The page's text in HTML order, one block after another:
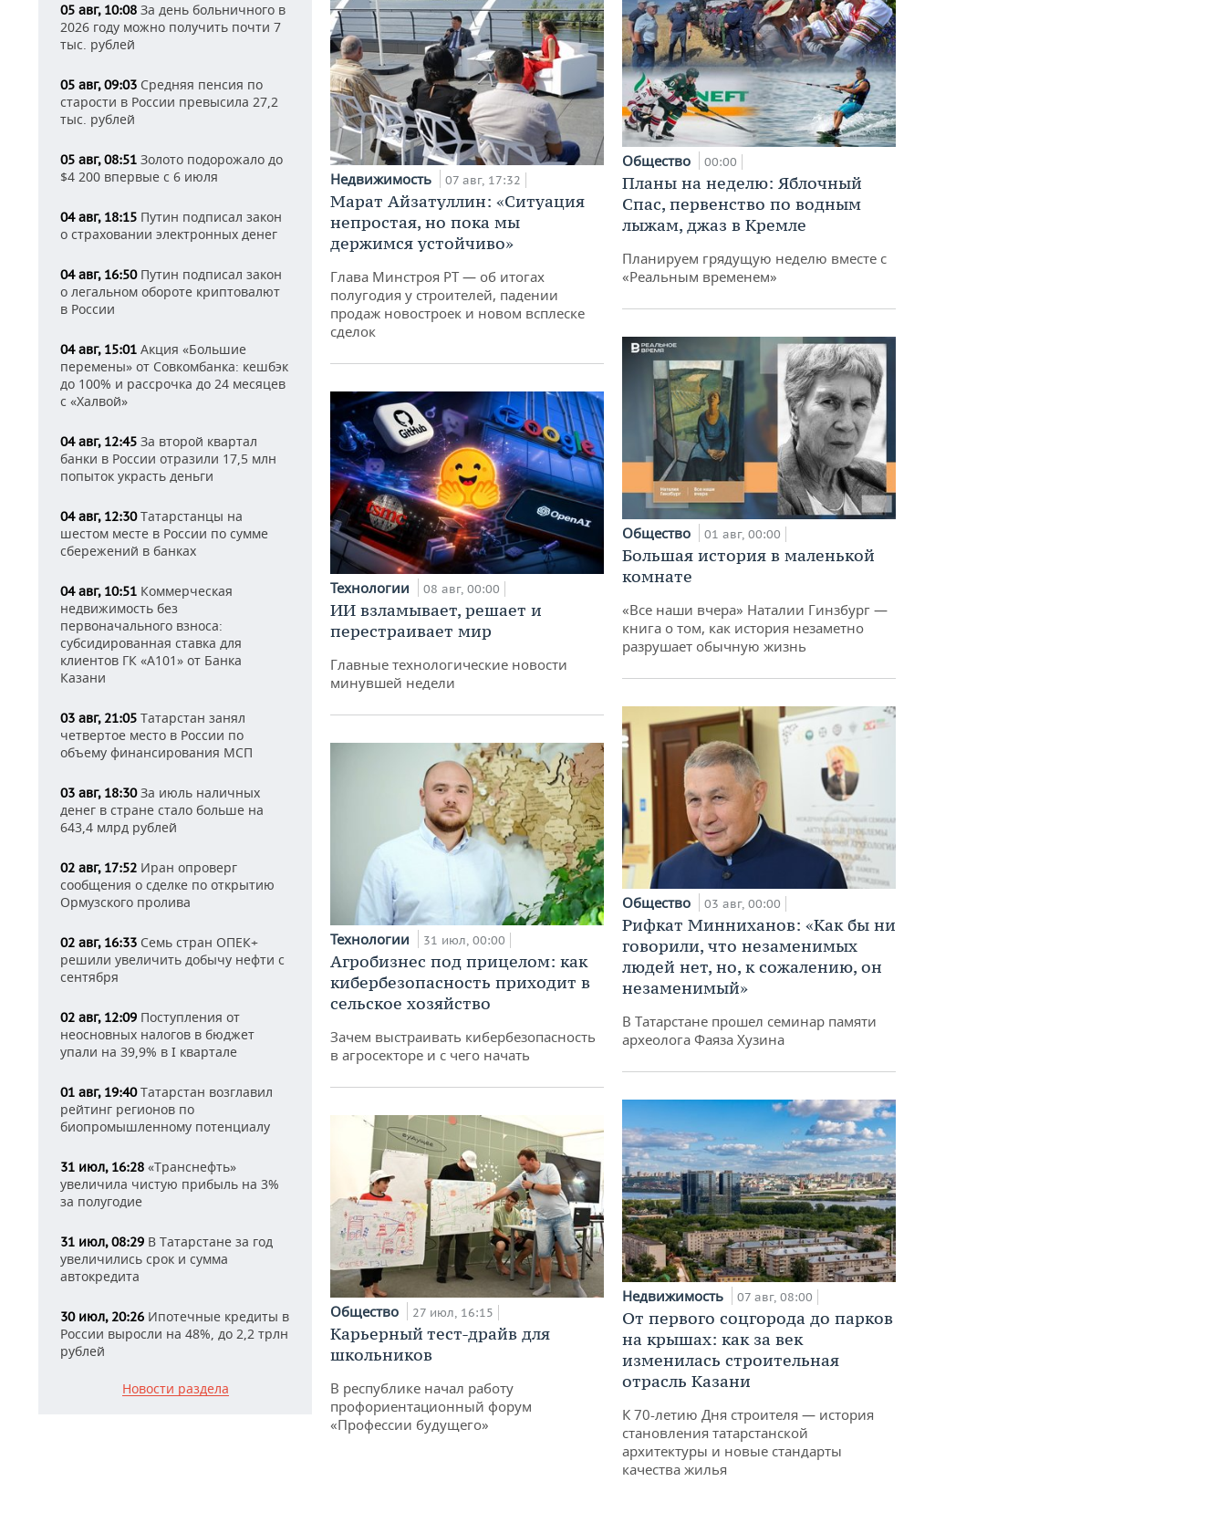
05 авг, 10:08 За день больничного в
2026 году можно получить почти 7
тыс. рублей
05 авг, 09:03 Средняя пенсия по
старости в России превысила 27,2
тыс. рублей
05 авг, 08:51 Золото подорожало до
$4 200 впервые с 6 июля
04 авг, 18:15 Путин подписал закон
о страховании электронных денег
04 авг, 16:50Путин подписал закон
о легальном обороте криптовалют
в России
04 авг, 15:01 Акция «Большие
перемены» от Совкомбанка: кешбэк
до 100% и рассрочка до 24 месяцев
с «Халвой»
04 авг, 12:45 За второй квартал
банки в России отразили 17,5 млн
попыток украсть деньги
04 авг, 12:30Татарстанцы на
шестом месте в России по сумме
сбережений в банках
04 авг, 10:51 Коммерческая
недвижимость без
первоначального взноса:
субсидированная ставка для
клиентов ГК «А101» от Банка
Казани
03 авг, 21:05 Татарстан занял
четвертое место в России по
объему финансирования МСП
03 авг, 18:30За июль наличных
денег в стране стало больше на
643,4 млрд рублей
02 авг, 17:52 Иран опроверг
сообщения о сделке по открытию
Ормузского пролива
02 авг, 16:33 Семь стран ОПЕК+
решили увеличить добычу нефти с
сентября
02 авг, 12:09 Поступления от
неосновных налогов в бюджет
упали на 39,9% в I квартале
01 авг, 19:40Татарстан возглавил
рейтинг регионов по
биопромышленному потенциалу
31 июл, 16:28 «Транснефть»
увеличила чистую прибыль на 3%
за полугодие
31 июл, 08:29 В Татарстане за год
увеличились срок и сумма
автокредита
30 июл, 20:26 Ипотечные кредиты в
России выросли на 48%, до 2,2 трлн
рублей
Новости раздела
Недвижимость 07 авг, 17:32
Марат Айзатуллин: «Ситуация
непростая, но пока мы
держимся устойчиво»
Глава Минстроя РТ — об итогах
полугодия у строителей, падении
продаж новостроек и новом всплеске
сделок
Технологии 08 авг, 00:00
ИИ взламывает, решает и
перестраивает мир
Главные технологические новости
минувшей недели
Технологии 31 июл, 00:00
Агробизнес под прицелом: как
кибербезопасность приходит в
сельское хозяйство
Зачем выстраивать кибербезопасность
в агросекторе и с чего начать
Общество 27 июл, 16:15
Карьерный тест-драйв для
школьников
В республике начал работу
профориентационный форум
«Профессии будущего»
Общество 00:00
Планы на неделю: Яблочный
Спас, первенство по водным
лыжам, джаз в Кремле
Планируем грядущую неделю вместе с
«Реальным временем»
Общество 01 авг, 00:00
Большая история в маленькой
комнате
«Все наши вчера» Наталии Гинзбург —
книга о том, как история незаметно
разрушает обычную жизнь
Общество 03 авг, 00:00
Рифкат Минниханов: «Как бы ни
говорили, что незаменимых
людей нет, но, к сожалению, он
незаменимый»
В Татарстане прошел семинар памяти
археолога Фаяза Хузина
Недвижимость 07 авг, 08:00
От первого соцгорода до парков
на крышах: как за век
изменилась строительная
отрасль Казани
К 70-летию Дня строителя — история
становления татарстанской
архитектуры и новые стандарты
качества жилья